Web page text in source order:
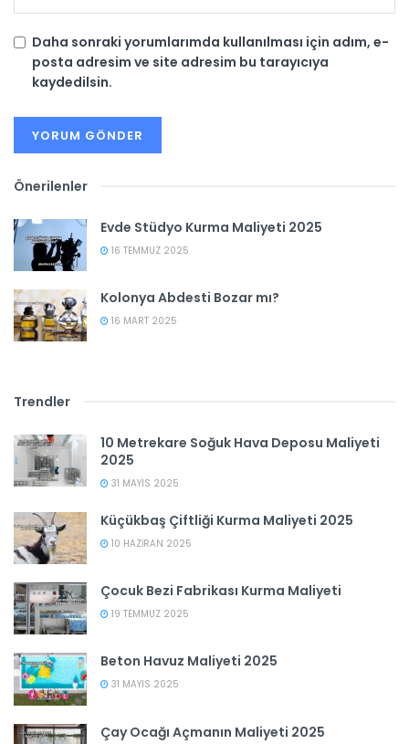
Daha sonraki yorumlarımda kullanılması için adım, e-
posta adresim ve site adresim bu tarayıcıya
kaydedilsin.
Önerilenler
Evde Stüdyo Kurma Maliyeti 2025
16 TEMMUZ 2025
Kolonya Abdesti Bozar mı?
16 MART 2025
Trendler
10 Metrekare Soğuk Hava Deposu Maliyeti
2025
31 MAYIS 2025
Küçükbaş Çiftliği Kurma Maliyeti 2025
10 HAZIRAN 2025
Çocuk Bezi Fabrikası Kurma Maliyeti
19 TEMMUZ 2025
Beton Havuz Maliyeti 2025
31 MAYIS 2025
Çay Ocağı Açmanın Maliyeti 2025